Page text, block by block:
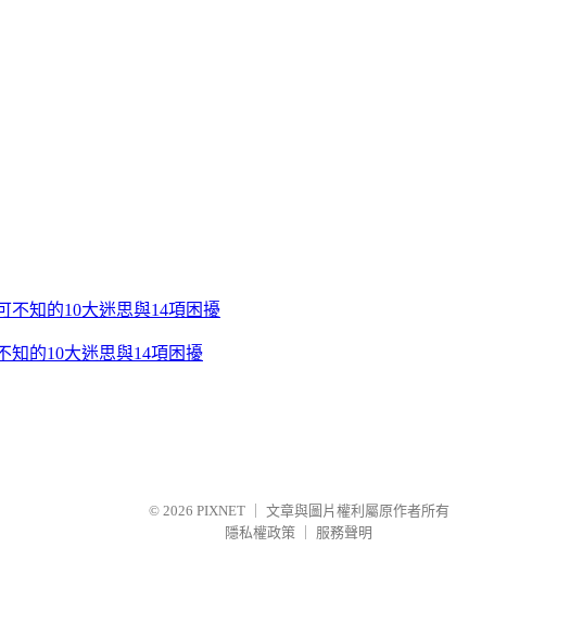
知的10大迷思與14項困擾
© 2026 PIXNET
文章與圖片權利屬原作者所有
隱私權政策
服務聲明